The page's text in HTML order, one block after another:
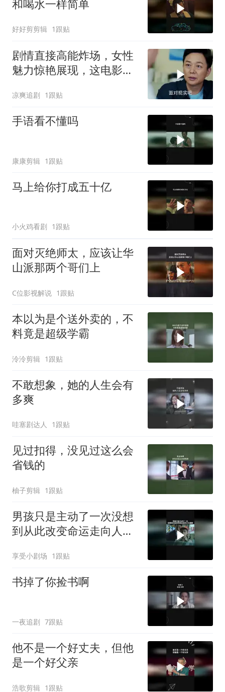
和喝水一样简单
好好剪剪辑 1跟贴
剧情直接高能炸场，女性
魅力惊艳展现，这电影堪
凉爽追剧 1跟贴
手语看不懂吗
康康剪辑 1跟贴
马上给你打成五十亿
小火鸡看剧 1跟贴
面对灭绝师太，应该让华
山派那两个哥们上
C位影视解说 1跟贴
本以为是个送外卖的，不
料竟是超级学霸
泠泠剪辑 1跟贴
不敢想象，她的人生会有
多爽
哇塞剧达人 1跟贴
见过扣得，没见过这么会
省钱的
柚子剪辑 1跟贴
男孩只是主动了一次没想
到从此改变命运走向人生
享受小剧场 1跟贴
书掉了你捡书啊
一夜追剧 7跟贴
他不是一个好丈夫，但他
是一个好父亲
浩歌剪辑 1跟贴